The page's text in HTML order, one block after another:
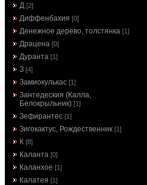
Д [2]
Диффенбахия [0]
Денежное дерево, толстянка [1]
Драцена [0]
Дуранта [1]
З [4]
Замиокулькас [1]
Зантедеския (Калла,
Белокрыльник) [1]
Зефирантес [1]
Зигокактус, Рождественник [1]
К [8]
Каланта [0]
Каланхое [1]
Калатея [1]